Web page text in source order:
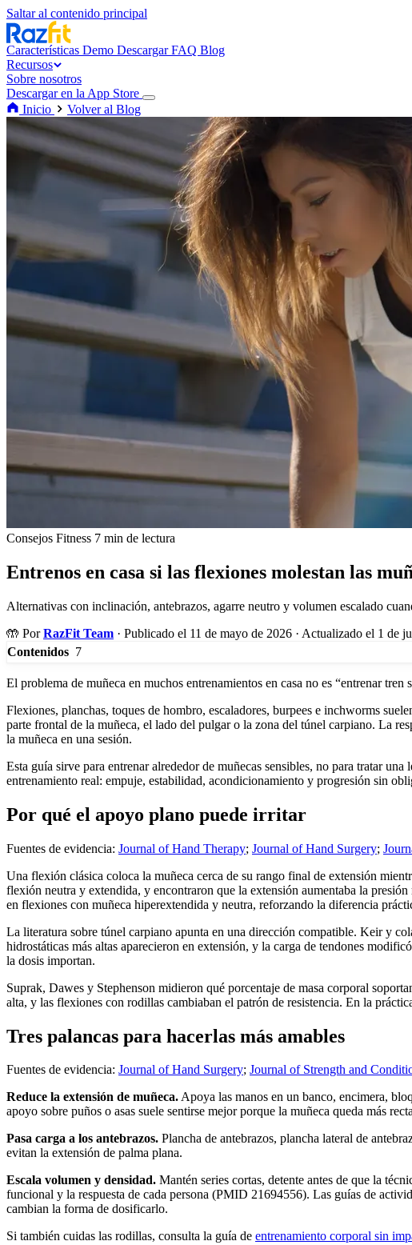
Saltar al contenido principal
Características Demo DescargarFAQ Blog
Recursos
Sobre nosotros
Descargar en la App Store
Inicio
Volver al Blog
Consejos Fitness 7 min de lectura
Entrenos en casa si las flexiones molestan las
Alternativas con inclinación, antebrazos, agarre neutro y volumen escalado
🤲 PorRazFit Team · Publicado el 11 de mayo de 2026 · Actualizado el 1 de
Contenidos 7
El problema de muñeca en muchos entrenamientos en casa no es “entrenar
Flexiones, planchas, toques de hombro, escaladores, burpees e inchworms
parte frontal de la muñeca, el lado del pulgar o la zona del túnel carpiano. La
la muñeca en una sesión.
Esta guía sirve para entrenar alrededor de muñecas sensibles, no para tratar una
entrenamiento real: empuje, estabilidad, acondicionamiento y progresión sin
Por qué el apoyo plano puede irritar
Fuentes de evidencia: Journal of Hand Therapy; Journal of Hand Surgery;
Una flexión clásica coloca la muñeca cerca de su rango final de extensión
flexión neutra y extendida, y encontraron que la extensión aumentaba la
en flexiones con muñeca hiperextendida y neutra, reforzando la diferencia
La literatura sobre túnel carpiano apunta en una dirección compatible. Keir y
hidrostáticas más altas aparecieron en extensión, y la carga de tendones
la dosis importan.
Suprak, Dawes y Stephenson midieron qué porcentaje de masa corporal
alta, y las flexiones con rodillas cambiaban el patrón de resistencia. En la
Tres palancas para hacerlas más amables
Fuentes de evidencia: Journal of Hand Surgery; Journal of Strength and
Reduce la extensión de muñeca.Apoya las manos en un banco, encimera,
apoyo sobre puños o asas suele sentirse mejor porque la muñeca queda más
Pasa carga a los antebrazos. Plancha de antebrazos, plancha lateral de
evitan la extensión de palma plana.
Escala volumen y densidad. Mantén series cortas, detente antes de que la
funcional y la respuesta de cada persona (PMID 21694556). Las guías de
cambian la forma de dosificarlo.
Si también cuidas las rodillas, consulta la guía de entrenamiento corporal sin